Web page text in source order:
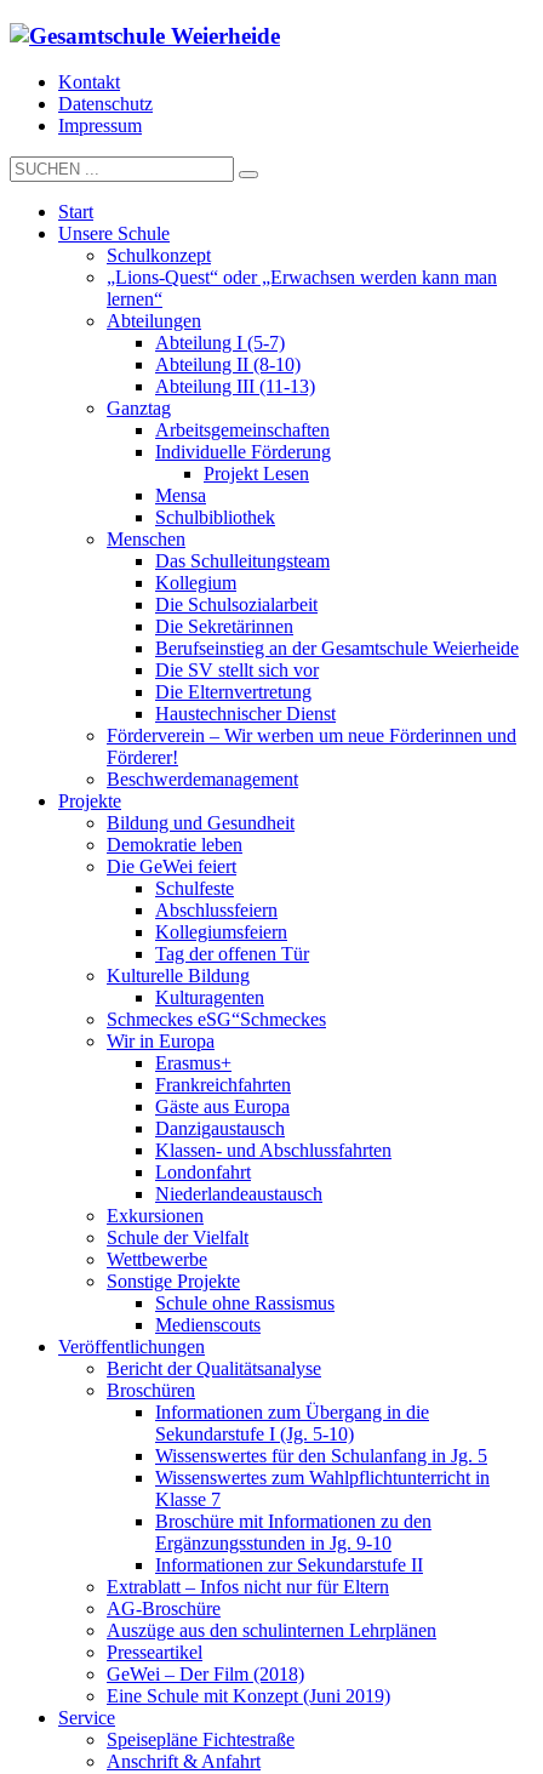
Kontakt
Datenschutz
Impressum
Start
Unsere Schule
Schulkonzept
„Lions-Quest“ oder „Erwachsen werden kann man
lernen“
Abteilungen
Abteilung I (5-7)
Abteilung II (8-10)
Abteilung III (11-13)
Ganztag
Arbeitsgemeinschaften
Individuelle Förderung
Projekt Lesen
Mensa
Schulbibliothek
Menschen
Das Schulleitungsteam
Kollegium
Die Schulsozialarbeit
Die Sekretärinnen
Berufseinstieg an der Gesamtschule Weierheide
Die SV stellt sich vor
Die Elternvertretung
Haustechnischer Dienst
Förderverein – Wir werben um neue Förderinnen und
Förderer!
Beschwerdemanagement
Projekte
Bildung und Gesundheit
Demokratie leben
Die GeWei feiert
Schulfeste
Abschlussfeiern
Kollegiumsfeiern
Tag der offenen Tür
Kulturelle Bildung
Kulturagenten
Schmeckes eSG“Schmeckes
Wir in Europa
Erasmus+
Frankreichfahrten
Gäste aus Europa
Danzigaustausch
Klassen- und Abschlussfahrten
Londonfahrt
Niederlandeaustausch
Exkursionen
Schule der Vielfalt
Wettbewerbe
Sonstige Projekte
Schule ohne Rassismus
Medienscouts
Veröffentlichungen
Bericht der Qualitätsanalyse
Broschüren
Informationen zum Übergang in die
Sekundarstufe I (Jg. 5-10)
Wissenswertes für den Schulanfang in Jg. 5
Wissenswertes zum Wahlpflichtunterricht in
Klasse 7
Broschüre mit Informationen zu den
Ergänzungsstunden in Jg. 9-10
Informationen zur Sekundarstufe II
Extrablatt – Infos nicht nur für Eltern
AG-Broschüre
Auszüge aus den schulinternen Lehrplänen
Presseartikel
GeWei – Der Film (2018)
Eine Schule mit Konzept (Juni 2019)
Service
Speisepläne Fichtestraße
Anschrift & Anfahrt